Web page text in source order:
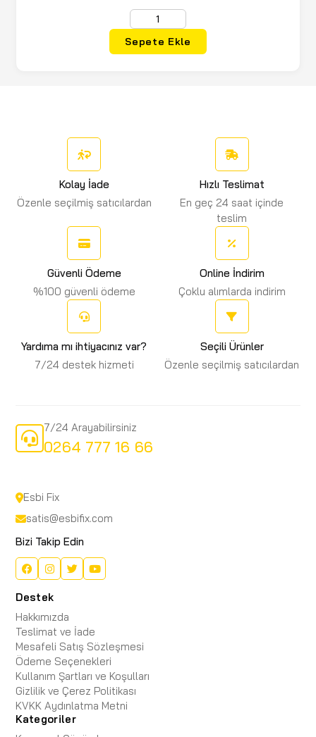
Sepete Ekle
Kolay İade
Özenle seçilmiş satıcılardan
Hızlı Teslimat
En geç 24 saat içinde
teslim
Güvenli Ödeme
%100 güvenli ödeme
Online İndirim
Çoklu alımlarda indirim
Yardıma mı ihtiyacınız var?
7/24 destek hizmeti
Seçili Ürünler
Özenle seçilmiş satıcılardan
7/24 Arayabilirsiniz
0264 777 16 66
Esbi Fix
satis@esbifix.com
Bizi Takip Edin
Destek
Hakkımızda
Teslimat ve İade
Mesafeli Satış Sözleşmesi
Ödeme Seçenekleri
Kullanım Şartları ve Koşulları
Gizlilik ve Çerez Politikası
KVKK Aydınlatma Metni
Kategoriler